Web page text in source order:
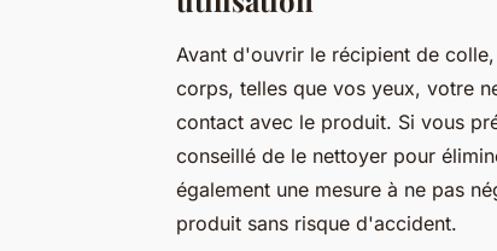
Avant d'ouvrir le récipient de
corps, telles que vos yeux, votre
contact avec le produit. Si vous
conseillé de le nettoyer pour
également une mesure à ne pas
produit sans risque d'accident.